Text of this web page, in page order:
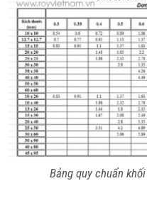
Bảng quy chuẩn